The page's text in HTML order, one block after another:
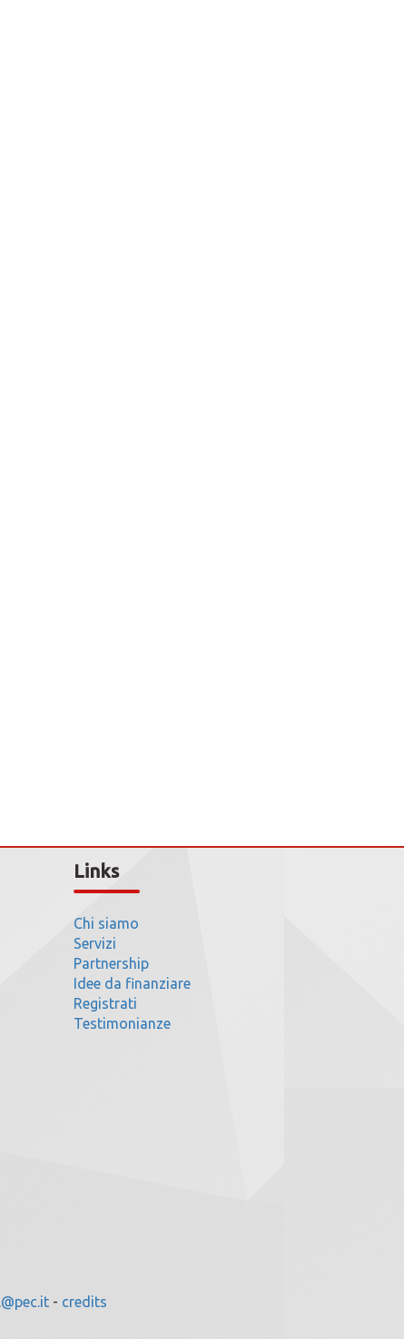
Links
Chi siamo
Servizi
Partnership
Idee da finanziare
Registrati
Testimonianze
- credits